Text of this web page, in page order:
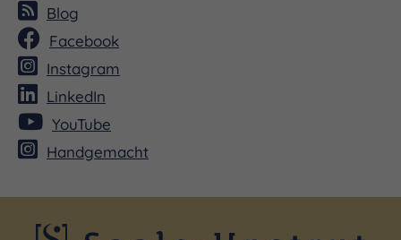
Blog
Facebook
Instagram
LinkedIn
YouTube
Handgemacht